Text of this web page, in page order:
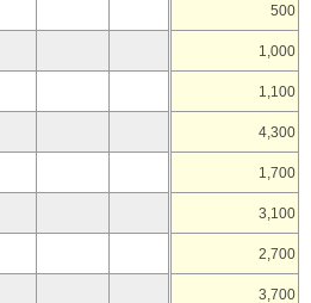
500
1,000
1,100
4,300
1,700
3,100
2,700
3,700